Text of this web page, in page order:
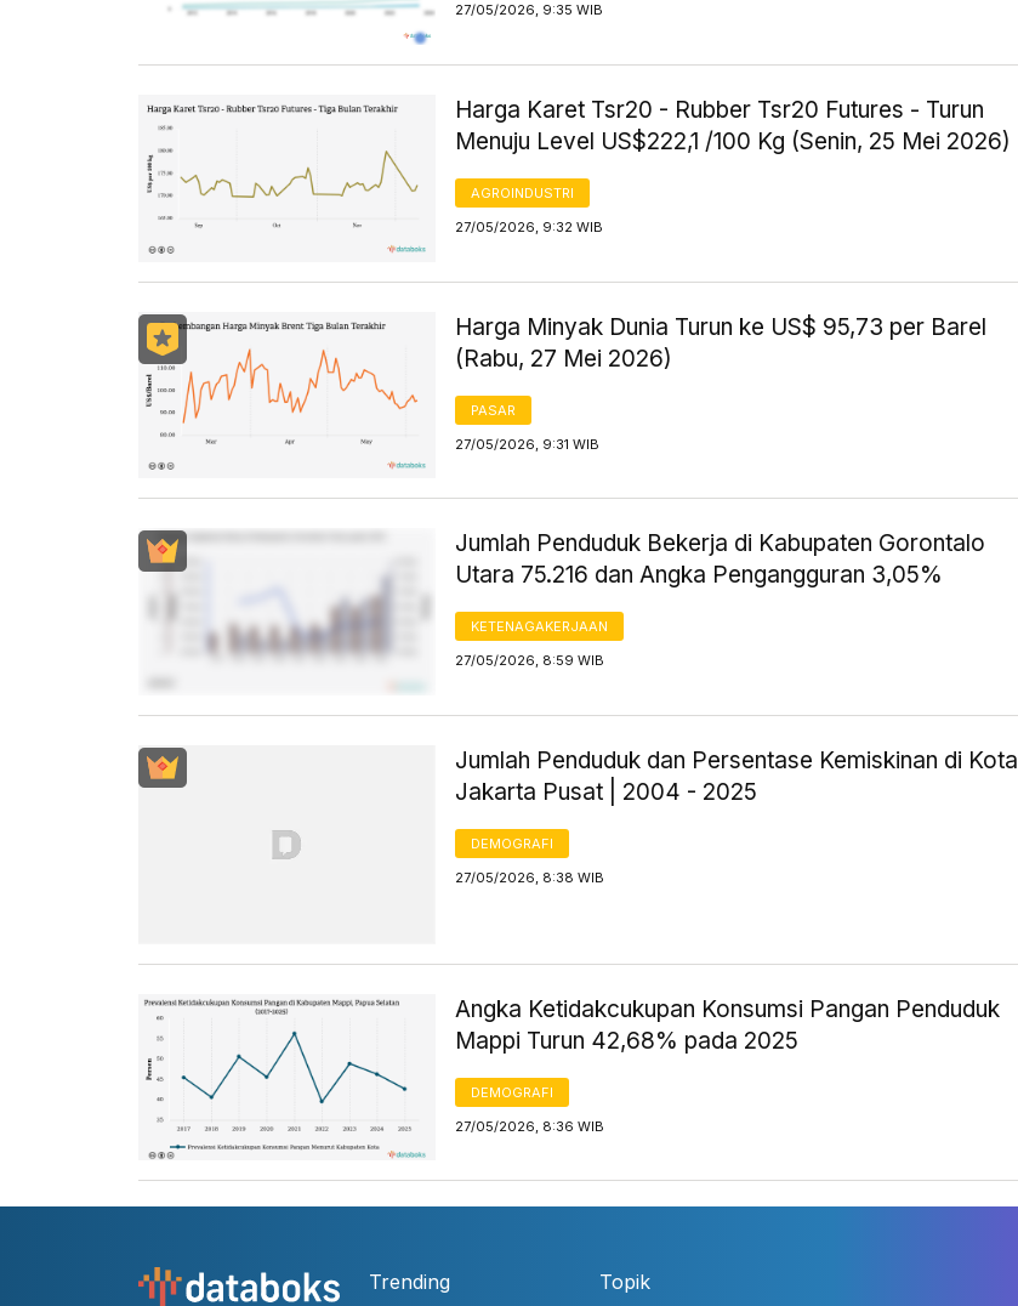
27/05/2026, 9:35 WIB
Harga Karet Tsr20 - Rubber Tsr20 Futures - Turun
Menuju Level US$222,1 /100 Kg (Senin, 25 Mei 2026)
AGROINDUSTRI
27/05/2026, 9:32 WIB
Harga Minyak Dunia Turun ke US$ 95,73 per Barel
(Rabu, 27 Mei 2026)
PASAR
27/05/2026, 9:31 WIB
Jumlah Penduduk Bekerja di Kabupaten Gorontalo
Utara 75.216 dan Angka Pengangguran 3,05%
KETENAGAKERJAAN
27/05/2026, 8:59 WIB
Jumlah Penduduk dan Persentase Kemiskinan di Kota
Jakarta Pusat | 2004 - 2025
DEMOGRAFI
27/05/2026, 8:38 WIB
Angka Ketidakcukupan Konsumsi Pangan Penduduk
Mappi Turun 42,68% pada 2025
DEMOGRAFI
27/05/2026, 8:36 WIB
Trending Topik